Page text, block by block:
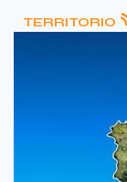
TERRITORIO